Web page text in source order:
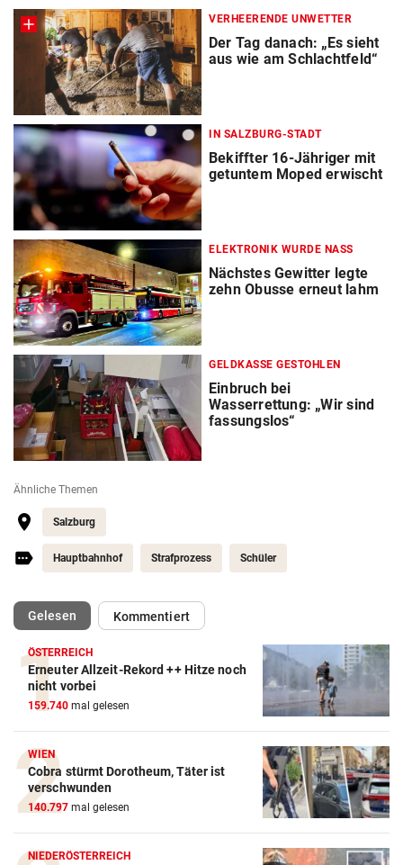
VERHEERENDE UNWETTER
Der Tag danach: „Es sieht
aus wie am Schlachtfeld“
IN SALZBURG-STADT
Bekiffter 16-Jähriger mit
getuntem Moped erwischt
ELEKTRONIK WURDE NASS
Nächstes Gewitter legte
zehn Obusse erneut lahm
GELDKASSE GESTOHLEN
Einbruch bei
Wasserrettung: „Wir sind
fassungslos“
Ähnliche Themen
Salzburg
Hauptbahnhof Strafprozess Schüler
Gelesen(ausgewählt)Kommentiert
ÖSTERREICH
Erneuter Allzeit-Rekord ++ Hitze noch
nicht vorbei
159.740 mal gelesen
WIEN
Cobra stürmt Dorotheum, Täter ist
verschwunden
140.797 mal gelesen
NIEDERÖSTERREICH